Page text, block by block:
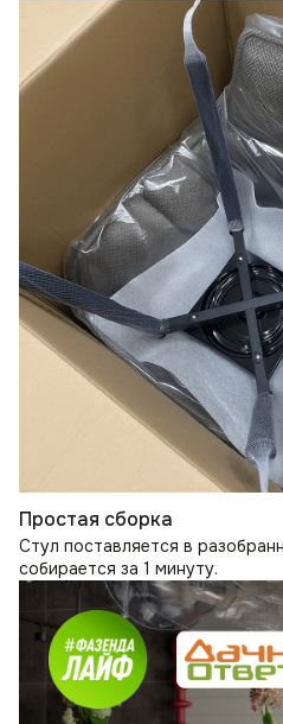
Простая сборка
Стул поставляется в
собирается за 1 минуту.